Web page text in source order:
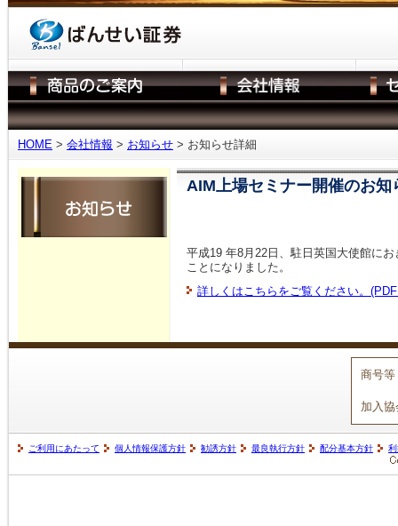
HOME > 会社情報 > お知らせ > お知らせ詳細
AIM上場セミナー開催のお知
平成19 年8月22日、駐日英国大使館に
ことになりました。
詳しくはこちらをご覧ください。
商号等
加入協
ご利用にあたって 個人情報保護方針 勧誘方針 最良執行方針 配分基本方針